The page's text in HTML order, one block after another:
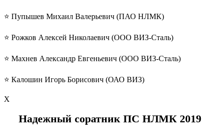
⭐️ Пупышев Михаил Валерьевич (ПАО НЛМК)
⭐️ Рожков Алексей Николаевич (ООО ВИЗ-Сталь)
⭐️ Махнев Александр Евгеньевич (ООО ВИЗ-Сталь)
⭐️ Калошин Игорь Борисович (ОАО ВИЗ)
Х
Надежный соратник ПС НЛМК 2019